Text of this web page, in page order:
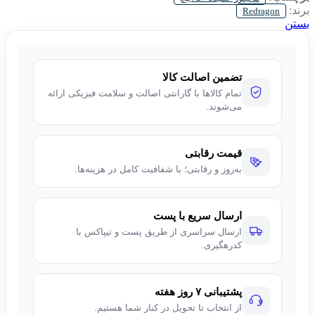
قابل قبولی برای بازی و استفاده روزمره فراهم می‌کند و این مانیتور را به گزینه‌ای
مناسب برای گیمینگ و کار تبدیل می‌کند.
برند: Redragon
بستن
تضمین اصالت کالا
تمام کالاها با گارانتی اصالت و سلامت فیزیکی ارائه
می‌شوند.
قیمت رقابتی
به‌روز و رقابتی؛ با شفافیت کامل در هزینه‌ها.
ارسال سریع با پست
ارسال سراسری از طریق پست و تیپاکس با
کدرهگیری.
پشتیبانی ۷ روز هفته
از انتخاب تا تحویل در کنار شما هستیم.